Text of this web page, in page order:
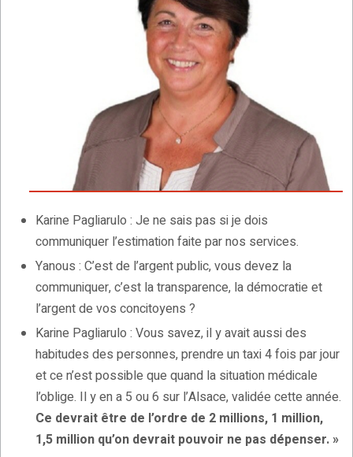
Karine Pagliarulo : Je ne sais pas si je dois
communiquer l’estimation faite par nos services.
Yanous : C’est de l’argent public, vous devez la
communiquer, c’est la transparence, la démocratie et
l’argent de vos concitoyens ?
Karine Pagliarulo : Vous savez, il y avait aussi des
habitudes des personnes, prendre un taxi 4 fois par jour
et ce n’est possible que quand la situation médicale
l’oblige. Il y en a 5 ou 6 sur l’Alsace, validée cette année.
Ce devrait être de l’ordre de 2 millions, 1 million,
1,5 million qu’on devrait pouvoir ne pas dépenser. »